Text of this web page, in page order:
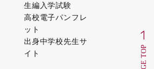
生編入学試験
高校電子パンフレ
ット
出身中学校先生サ
イト